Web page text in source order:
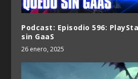
Podcast: Episodio 596:
sin GaaS
26 enero, 2025